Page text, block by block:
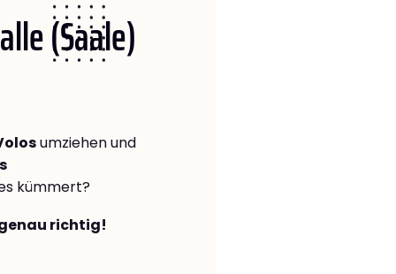
(Saale)
umziehen und
kümmert?
richtig!